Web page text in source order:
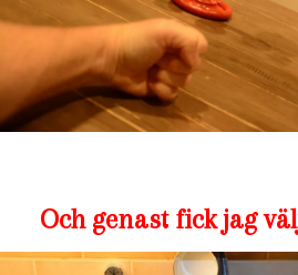
Och genast fick jag